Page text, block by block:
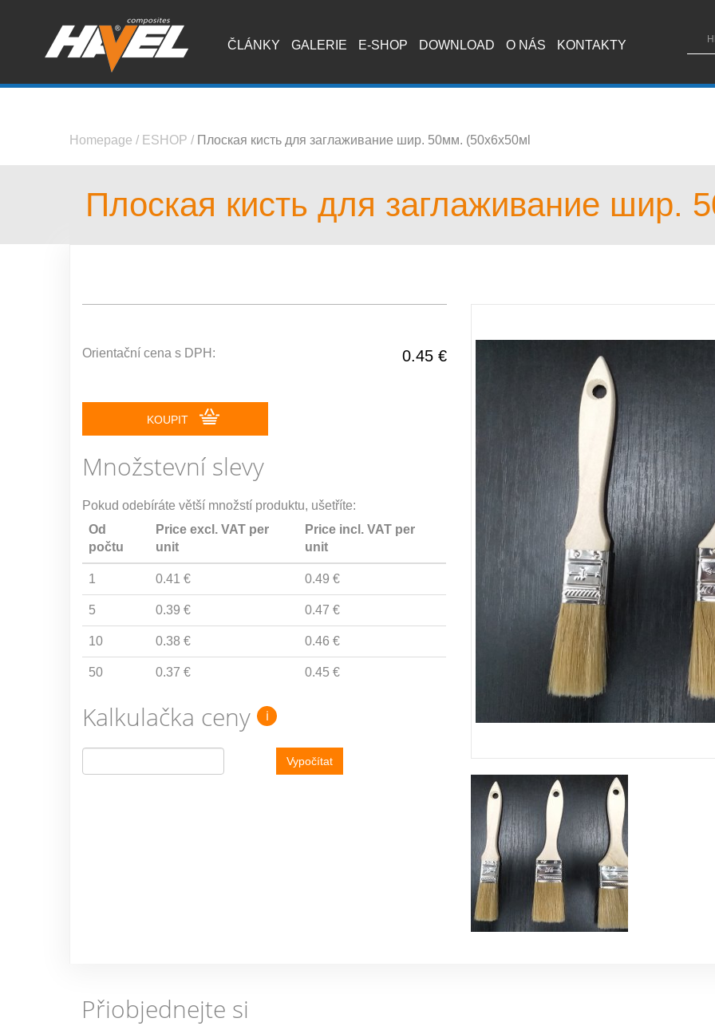
ČLÁNKY GALERIE E-SHOP DOWNLOAD O NÁS KONTAKTY
Homepage / ESHOP / Плоская кисть для заглаживание шир. 50мм. (50x6x50мl
Плоская кисть для заглаживание шир.
0.45 €
Orientační cena s DPH:
KOUPIT
Množstevní slevy
Pokud odebíráte větší množstí produktu, ušetříte:
Od
počtu
Price excl. VAT per
unit
Price incl. VAT per
unit
1 0.41 € 0.49 €
5 0.39 € 0.47 €
10 0.38 € 0.46 €
50 0.37 € 0.45 €
Kalkulačka ceny i
Vypočítat
Přiobjednejte si